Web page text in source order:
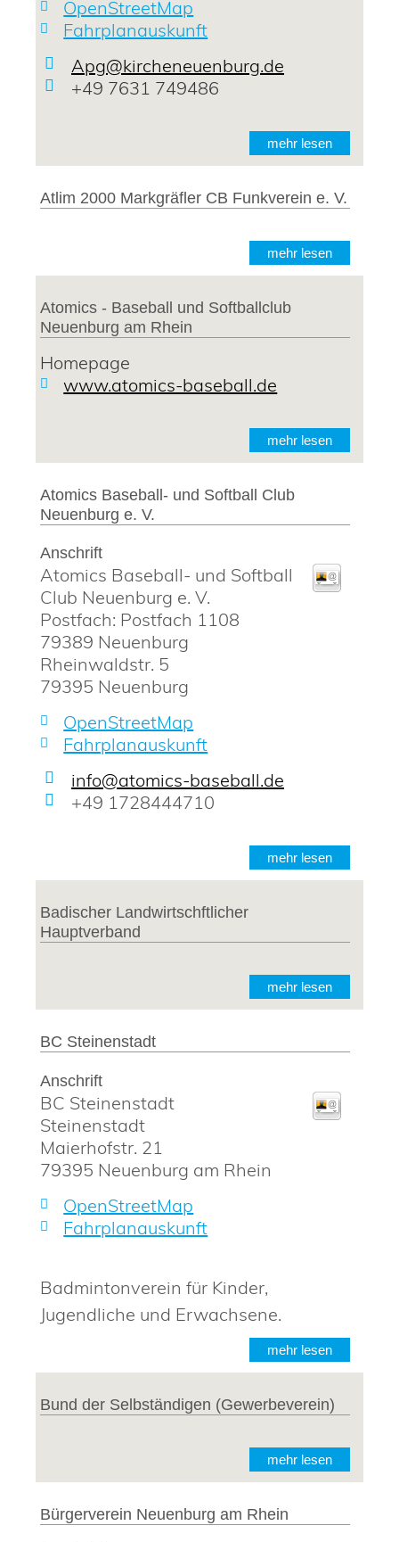
OpenStreetMap
Fahrplanauskunft
Apg@kircheneuenburg.de
+49 7631 749486
mehr lesen
Atlim 2000 Markgräfler CB Funkverein e. V.
mehr lesen
Atomics - Baseball und Softballclub
Neuenburg am Rhein
Homepage
www.atomics-baseball.de
mehr lesen
Atomics Baseball- und Softball Club
Neuenburg e. V.
Anschrift
Atomics Baseball- und Softball
Club Neuenburg e. V.
Postfach: Postfach 1108
79389 Neuenburg
Rheinwaldstr. 5
79395 Neuenburg
OpenStreetMap
Fahrplanauskunft
info@atomics-baseball.de
+49 1728444710
mehr lesen
Badischer Landwirtschftlicher
Hauptverband
mehr lesen
BC Steinenstadt
Anschrift
BC Steinenstadt
Steinenstadt
Maierhofstr. 21
79395 Neuenburg am Rhein
OpenStreetMap
Fahrplanauskunft
Badmintonverein für Kinder,
Jugendliche und Erwachsene.
mehr lesen
Bund der Selbständigen (Gewerbeverein)
mehr lesen
Bürgerverein Neuenburg am Rhein